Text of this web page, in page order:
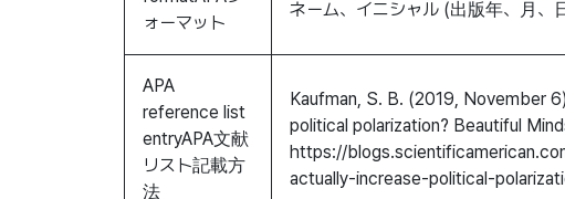
ォーマット
ネーム、イニシャル (出版年、月、
APA
reference list
entryAPA文献
リスト記載方
法
Kaufman, S. B. (2019, November
political polarization? Beautiful
https://
actually-increase-political-